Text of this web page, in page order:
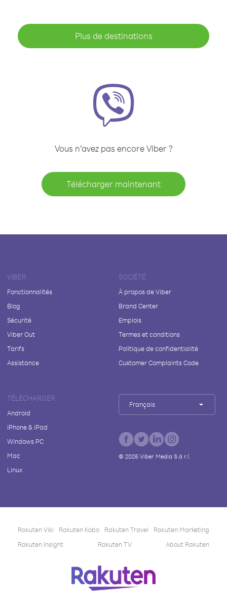
Plus de destinations
Vous n’avez pas encore Viber ?
Télécharger maintenant
VIBER
Fonctionnalités
Blog
Sécurité
Viber Out
Tarifs
Assistance
SOCIÉTÉ
À propos de Viber
Brand Center
Emplois
Termes et conditions
Politique de confidentialité
Customer Complaints Code
TÉLÉCHARGER
Android
iPhone & iPad
Windows PC
Mac
Linux
Français
© 2026Viber Media S.à r.l.
Rakuten Viki Rakuten Kobo Rakuten Travel
Rakuten Marketing
Rakuten Insight
Rakuten TV About Rakuten